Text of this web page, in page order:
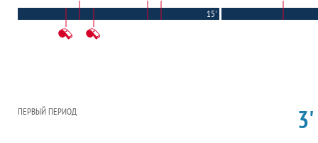
15'
ПЕРВЫЙ ПЕРИОД